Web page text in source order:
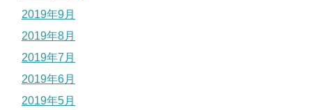
2019年9月
2019年8月
2019年7月
2019年6月
2019年5月